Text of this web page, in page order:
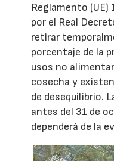
Reglamento
por el Real
retirar
porcentaje de la
usos no
cosecha y
de desequilibrio.
antes del 31 de
dependerá de la